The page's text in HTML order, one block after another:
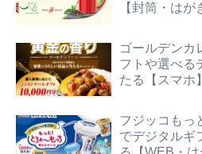
【封筒・は
ゴールデンカ
フトや選べる
たる【スマホ
フジッコもっ
でデジタルギ